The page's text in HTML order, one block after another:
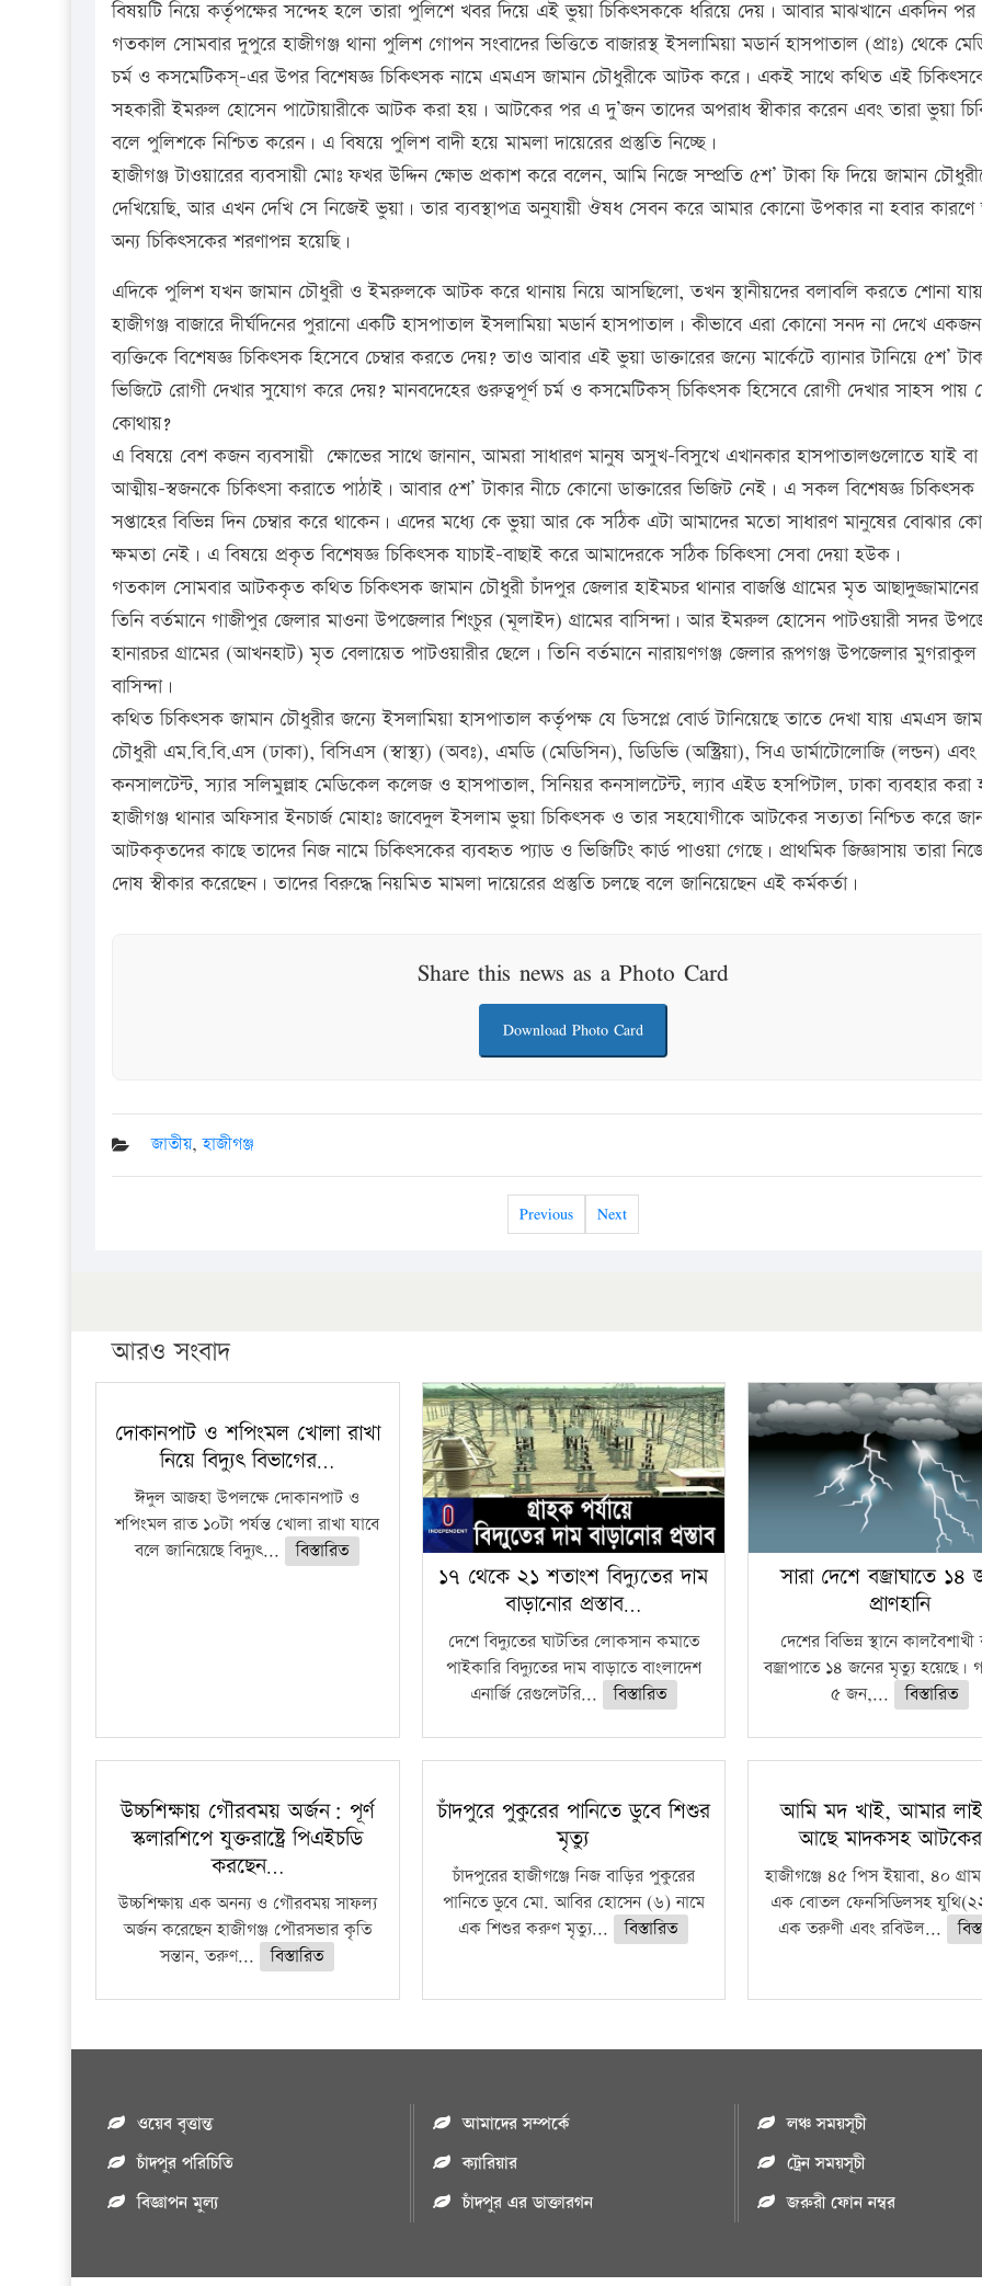
বিষয়টি নিয়ে কর্তৃপক্ষের সন্দেহ হলে তারা পুলিশে খবর দিয়ে এই ভুয়া চিকিৎসককে ধরিয়ে দেয়। আবার মাঝখানে একদিন পর
গতকাল সোমবার দুপুরে হাজীগঞ্জ থানা পুলিশ গোপন সংবাদের ভিত্তিতে বাজারস্থ ইসলামিয়া মডার্ন হাসপাতাল (প্রাঃ) থেকে
চর্ম ও কসমেটিকস্-এর উপর বিশেষজ্ঞ চিকিৎসক নামে এমএস জামান চৌধুরীকে আটক করে। একই সাথে কথিত এই
সহকারী ইমরুল হোসেন পাটোয়ারীকে আটক করা হয়। আটকের পর এ দু’জন তাদের অপরাধ স্বীকার করেন এবং তারা ভুয়া
বলে পুলিশকে নিশ্চিত করেন। এ বিষয়ে পুলিশ বাদী হয়ে মামলা দায়েরের প্রস্তুতি নিচ্ছে।
হাজীগঞ্জ টাওয়ারের ব্যবসায়ী মোঃ ফখর উদ্দিন ক্ষোভ প্রকাশ করে বলেন, আমি নিজে সম্প্রতি ৫শ’ টাকা ফি দিয়ে জামান
দেখিয়েছি, আর এখন দেখি সে নিজেই ভুয়া। তার ব্যবস্থাপত্র অনুযায়ী ঔষধ সেবন করে আমার কোনো উপকার না হবার
অন্য চিকিৎসকের শরণাপন্ন হয়েছি।
এদিকে পুলিশ যখন জামান চৌধুরী ও ইমরুলকে আটক করে থানায় নিয়ে আসছিলো, তখন স্থানীয়দের বলাবলি করতে শোনা
হাজীগঞ্জ বাজারে দীর্ঘদিনের পুরানো একটি হাসপাতাল ইসলামিয়া মডার্ন হাসপাতাল। কীভাবে এরা কোনো সনদ না দেখে
ব্যক্তিকে বিশেষজ্ঞ চিকিৎসক হিসেবে চেম্বার করতে দেয়? তাও আবার এই ভুয়া ডাক্তারের জন্যে মার্কেটে ব্যানার টানিয়ে ৫শ’
ভিজিটে রোগী দেখার সুযোগ করে দেয়? মানবদেহের গুরুত্বপূর্ণ চর্ম ও কসমেটিকস্ চিকিৎসক হিসেবে রোগী দেখার সাহস পায়
কোথায়?
এ বিষয়ে বেশ কজন ব্যবসায়ী ক্ষোভের সাথে জানান, আমরা সাধারণ মানুষ অসুখ-বিসুখে এখানকার হাসপাতালগুলোতে যাই বা
আত্মীয়-স্বজনকে চিকিৎসা করাতে পাঠাই। আবার ৫শ’ টাকার নীচে কোনো ডাক্তারের ভিজিট নেই। এ সকল বিশেষজ্ঞ
সপ্তাহের বিভিন্ন দিন চেম্বার করে থাকেন। এদের মধ্যে কে ভুয়া আর কে সঠিক এটা আমাদের মতো সাধারণ মানুষের বোঝার
ক্ষমতা নেই। এ বিষয়ে প্রকৃত বিশেষজ্ঞ চিকিৎসক যাচাই-বাছাই করে আমাদেরকে সঠিক চিকিৎসা সেবা দেয়া হউক।
গতকাল সোমবার আটককৃত কথিত চিকিৎসক জামান চৌধুরী চাঁদপুর জেলার হাইমচর থানার বাজপ্তি গ্রামের মৃত
তিনি বর্তমানে গাজীপুর জেলার মাওনা উপজেলার শিংচুর (মূলাইদ) গ্রামের বাসিন্দা। আর ইমরুল হোসেন পাটওয়ারী সদর
হানারচর গ্রামের (আখনহাট) মৃত বেলায়েত পাটওয়ারীর ছেলে। তিনি বর্তমানে নারায়ণগঞ্জ জেলার রূপগঞ্জ উপজেলার মুগরাকুল
বাসিন্দা।
কথিত চিকিৎসক জামান চৌধুরীর জন্যে ইসলামিয়া হাসপাতাল কর্তৃপক্ষ যে ডিসপ্লে বোর্ড টানিয়েছে তাতে দেখা যায় এমএস
চৌধুরী এম.বি.বি.এস (ঢাকা), বিসিএস (স্বাস্থ্য) (অবঃ), এমডি (মেডিসিন), ডিডিভি (অস্ট্রিয়া), সিএ ডার্মাটোলোজি (লন্ডন)
কনসালটেন্ট, স্যার সলিমুল্লাহ মেডিকেল কলেজ ও হাসপাতাল, সিনিয়র কনসালটেন্ট, ল্যাব এইড হসপিটাল, ঢাকা ব্যবহার করা
হাজীগঞ্জ থানার অফিসার ইনচার্জ মোহাঃ জাবেদুল ইসলাম ভুয়া চিকিৎসক ও তার সহযোগীকে আটকের সত্যতা নিশ্চিত করে
আটককৃতদের কাছে তাদের নিজ নামে চিকিৎসকের ব্যবহৃত প্যাড ও ভিজিটিং কার্ড পাওয়া গেছে। প্রাথমিক জিজ্ঞাসায় তারা
দোষ স্বীকার করেছেন। তাদের বিরুদ্ধে নিয়মিত মামলা দায়েরের প্রস্তুতি চলছে বলে জানিয়েছেন এই কর্মকর্তা।
Share this news as a Photo Card
Download Photo Card
জাতীয়,হাজীগঞ্জ
Previous Next
আরও সংবাদ
দোকানপাট ও শপিংমল খোলা রাখা
নিয়ে বিদ্যুৎ বিভাগের…
ঈদুল আজহা উপলক্ষে দোকানপাট ও
শপিংমল রাত ১০টা পর্যন্ত খোলা রাখা যাবে
বলে জানিয়েছে বিদ্যুৎ...
বিস্তারিত
১৭ থেকে ২১ শতাংশ বিদ্যুতের দাম
বাড়ানোর প্রস্তাব…
দেশে বিদ্যুতের ঘাটতির লোকসান কমাতে
পাইকারি বিদ্যুতের দাম বাড়াতে বাংলাদেশ
এনার্জি রেগুলেটরি...
বিস্তারিত
সারা দেশে বজ্রাঘাতে ১৪
প্রাণহানি
দেশের বিভিন্ন স্থানে
বজ্রাপাতে ১৪ জনের মৃত্যু হয়েছে।
৫ জন,...
বিস্তারিত
উচ্চশিক্ষায় গৌরবময় অর্জন: পূর্ণ
স্কলারশিপে যুক্তরাষ্ট্রে পিএইচডি
করছেন…
উচ্চশিক্ষায় এক অনন্য ও গৌরবময় সাফল্য
অর্জন করেছেন হাজীগঞ্জ পৌরসভার কৃতি
সন্তান, তরুণ...
বিস্তারিত
চাঁদপুরে পুকুরের পানিতে ডুবে শিশুর
মৃত্যু
চাঁদপুরের হাজীগঞ্জে নিজ বাড়ির পুকুরের
পানিতে ডুবে মো. আবির হোসেন (৬) নামে
এক শিশুর করুণ মৃত্যু...
বিস্তারিত
আমি মদ খাই, আমার
আছে মাদকসহ
হাজীগঞ্জে ৪৫ পিস ইয়াবা, ৪০
এক বোতল ফেনসিডিলসহ
এক তরুণী এবং রবিউল...
ওয়েব বৃত্তান্ত
চাঁদপুর পরিচিতি
বিজ্ঞাপন মুল্য
আমাদের সম্পর্কে
ক্যারিয়ার
চাঁদপুর এর ডাক্তারগন
লঞ্চ সময়সূচী
ট্রেন সময়সূচী
জরুরী ফোন নম্বর